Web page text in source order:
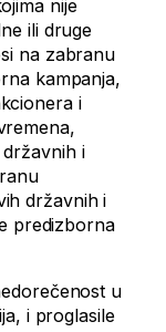
nije
ili druge
na zabranu
kampanja,
i
i
državnih i
predizborna
u
i proglasile